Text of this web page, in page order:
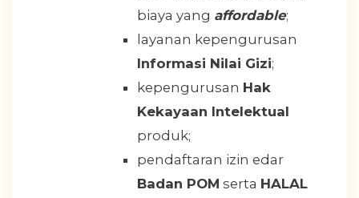
biaya yang affordable;
layanan kepengurusan
Informasi Nilai Gizi;
kepengurusan Hak
Kekayaan Intelektual
produk;
pendaftaran izin edar
Badan POM serta HALAL